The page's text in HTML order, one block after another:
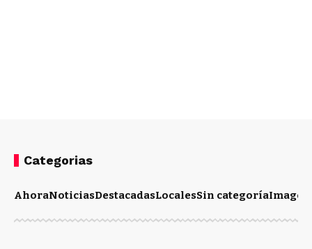
Categorias
AhoraNoticiasDestacadasLocalesSin categoríaImagen